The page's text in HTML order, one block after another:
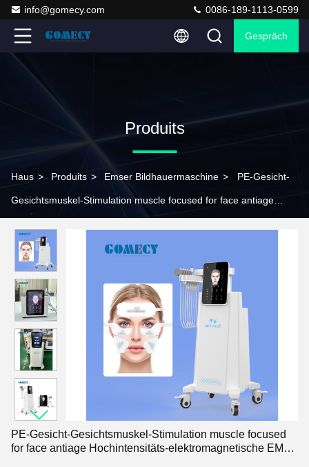
info@gomecy.com 0086-189-1113-0599
Gespräch
Produits
Haus > Produits > Emser Bildhauermaschine > PE-Gesicht-
Gesichtsmuskel-Stimulation muscle focused for face antiage
PE-Gesicht-Gesichtsmuskel-Stimulation muscle focused
for face antiage Hochintensitäts-elektromagnetische EMS-